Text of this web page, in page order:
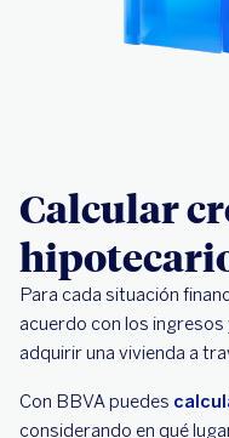
Calcular
Para cada situación
acuerdo con los
adquirir una vivienda a
Con BBVA puedes
considerando en qué